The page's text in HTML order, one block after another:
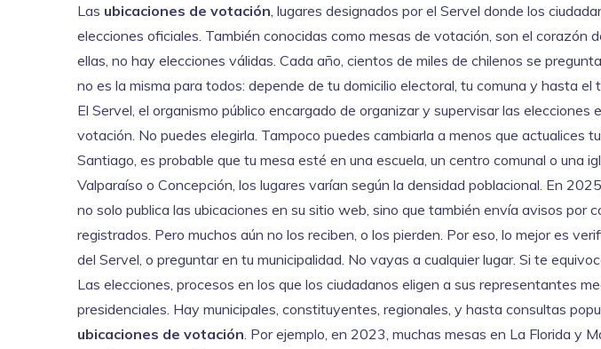
Las ubicaciones de votación, lugares designados por el Servel donde los
elecciones oficiales. También conocidas como mesas de votación, son el corazón
ellas, no hay elecciones válidas. Cada año, cientos de miles de chilenos se
no es la misma para todos: depende de tu domicilio electoral, tu comuna y hasta el
El Servel, el organismo público encargado de organizar y supervisar las elecciones
votación. No puedes elegirla. Tampoco puedes cambiarla a menos que actualices
Santiago, es probable que tu mesa esté en una escuela, un centro comunal o una
Valparaíso o Concepción, los lugares varían según la densidad poblacional. En
no solo publica las ubicaciones en su sitio web, sino que también envía avisos por
registrados. Pero muchos aún no los reciben, o los pierden. Por eso, lo mejor es
del Servel, o preguntar en tu municipalidad. No vayas a cualquier lugar. Si te
Las elecciones, procesos en los que los ciudadanos eligen a sus representantes
presidenciales. Hay municipales, constituyentes, regionales, y hasta consultas
ubicaciones de votación. Por ejemplo, en 2023, muchas mesas en La Florida y